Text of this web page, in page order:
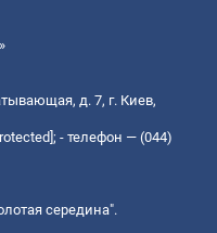
д. 7, г. Киев,
; - телефон — (044)
середина".